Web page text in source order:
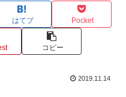
はてブ Pocket
コピー
2019.11.14